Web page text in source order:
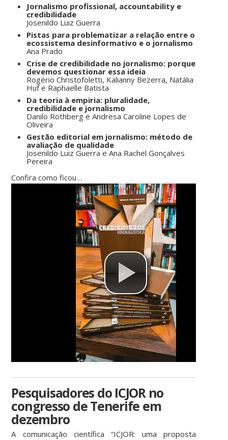
Jornalismo profissional, accountability e
credibilidade
Josenildo Luiz Guerra
Pistas para problematizar a relação entre o
ecossistema desinformativo e o jornalismo
Ana Prado
Crise de credibilidade no jornalismo: porque
devemos questionar essa ideia
Rogério Christofoletti, Kalianny Bezerra, Natália
Huf e Raphaelle Batista
Da teoria à empiria: pluralidade,
credibilidade e jornalismo
Danilo Rothberg e Andresa Caroline Lopes de
Oliveira
Gestão editorial em jornalismo: método de
avaliação de qualidade
Josenildo Luiz Guerra e Ana Rachel Gonçalves
Pereira
Confira como ficou…
Pesquisadores do ICJOR no
congresso de Tenerife em
dezembro
A comunicação científica “ICJOR: uma proposta